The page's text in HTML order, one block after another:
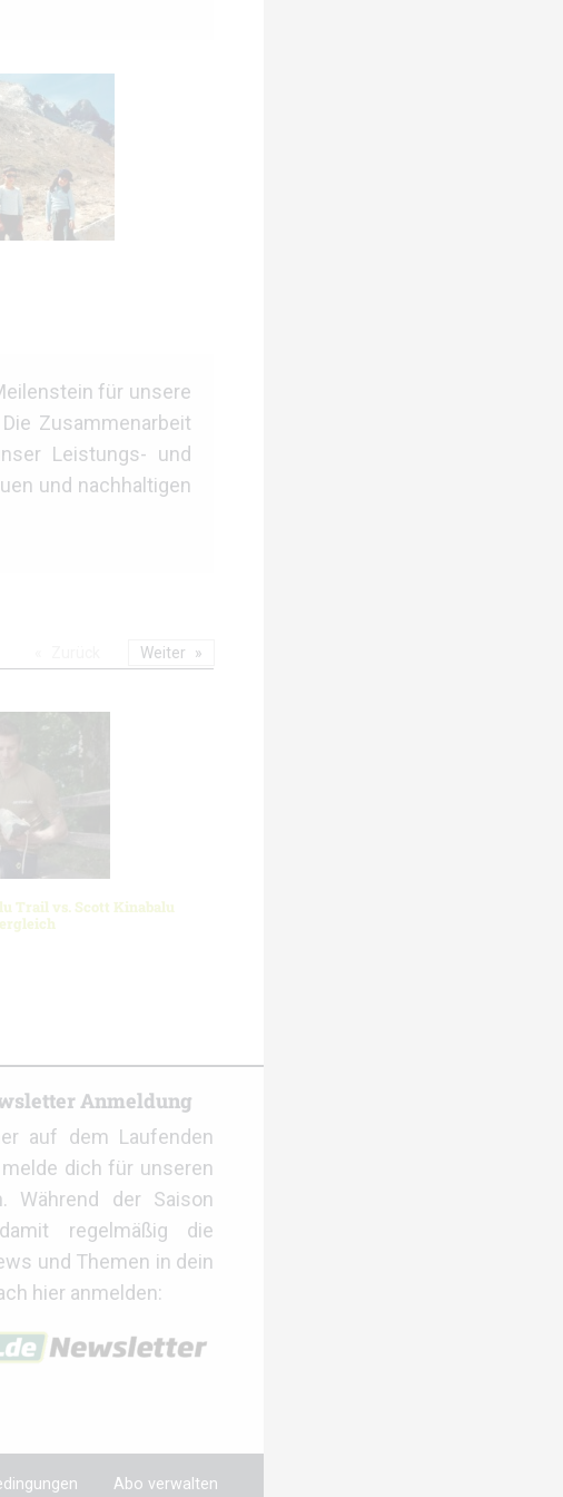
für unsere
Zusammenarbeit
Leistungs- und
und nachhaltigen
Trail vs. Scott Kinabalu
Weiter
Anmeldung
auf dem Laufenden
melde dich für unseren
Während der Saison
regelmäßig die
und Themen in dein
hier anmelden:
Abo verwalten